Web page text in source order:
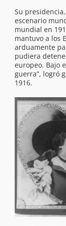
Su
escenario
mundial en
mantuvo a los
arduamente
pudiera
europeo. Bajo
guerra”, logró
1916.